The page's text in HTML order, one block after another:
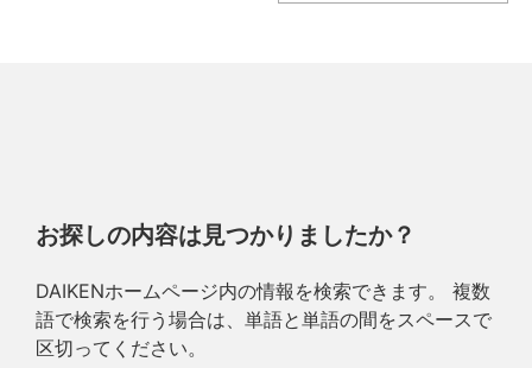
お探しの内容は見つかりましたか？
DAIKENホームページ内の情報を検索できます。 複数
語で検索を行う場合は、単語と単語の間をスペースで
区切ってください。